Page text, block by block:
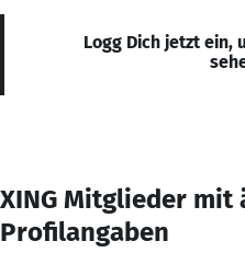
Logg Dich jetzt ein,
XING Mitglieder mit
Profilangaben